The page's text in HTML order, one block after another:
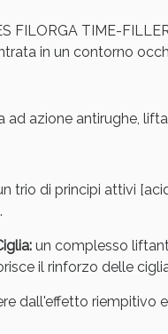
FILORGA TIME-
in un contorno
ad azione antirughe,
trio di principi attivi
un complesso
il rinforzo delle
dall'effetto riempitivo